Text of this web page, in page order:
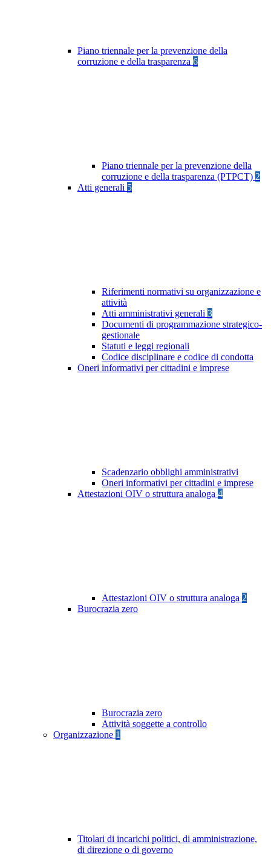
Piano triennale per la prevenzione della
corruzione e della trasparenza 6
Piano triennale per la prevenzione della
corruzione e della trasparenza (PTPCT) 2
Atti generali 5
Riferimenti normativi su organizzazione e
attività
Atti amministrativi generali 3
Documenti di programmazione strategico-
gestionale
Statuti e leggi regionali
Codice disciplinare e codice di condotta
Oneri informativi per cittadini e imprese
Scadenzario obblighi amministrativi
Oneri informativi per cittadini e imprese
Attestazioni OIV o struttura analoga 4
Attestazioni OIV o struttura analoga 2
Burocrazia zero
Burocrazia zero
Attività soggette a controllo
Organizzazione 1
Titolari di incarichi politici, di amministrazione,
di direzione o di governo